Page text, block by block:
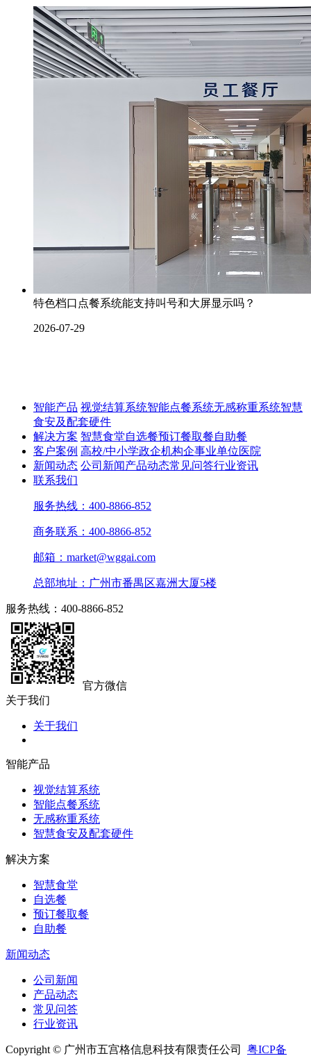
特色档口点餐系统能支持叫号和大屏显示吗？
2026-07-29
智能产品 视觉结算系统智能点餐系统无感称重系统智慧
食安及配套硬件
解决方案 智慧食堂自选餐预订餐取餐自助餐
客户案例 高校/中小学政企机构企事业单位医院
新闻动态 公司新闻产品动态常见问答行业资讯
联系我们
服务热线：400-8866-852
商务联系：400-8866-852
邮箱：market@wggai.com
总部地址：广州市番禺区嘉洲大厦5楼
服务热线：400-8866-852
官方微信
关于我们
关于我们
智能产品
视觉结算系统
智能点餐系统
无感称重系统
智慧食安及配套硬件
解决方案
智慧食堂
自选餐
预订餐取餐
自助餐
新闻动态
公司新闻
产品动态
常见问答
行业资讯
Copyright © 广州市五宫格信息科技有限责任公司 粤ICP备